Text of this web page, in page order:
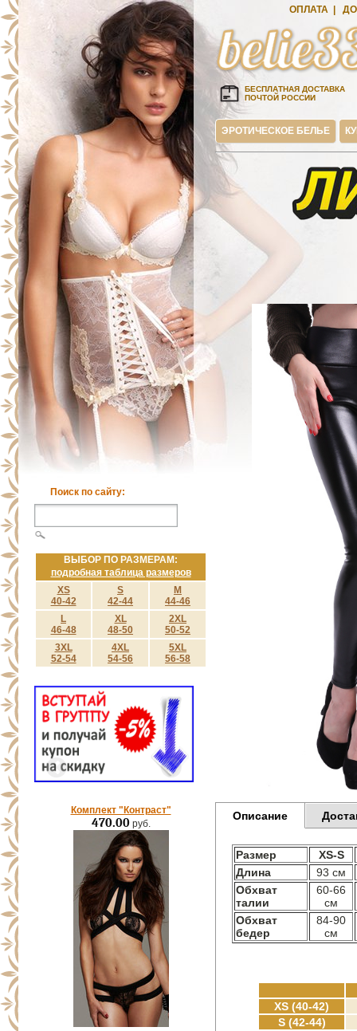
Поиск по сайту:
ВЫБОР ПО РАЗМЕРАМ:
подробная таблица размеров
XS
40-42
S
42-44
M
44-46
L
46-48
XL
48-50
2XL
50-52
3XL
52-54
4XL
54-56
5XL
56-58
Комплект "Контраст"
470.00руб.
ОПЛАТА
БЕСПЛАТНАЯ ДОСТАВКА
ПОЧТОЙ РОССИИ
ЭРОТИЧЕСКОЕ БЕЛЬЕ
Описание
Размер
XS-S
Длина
93 см
Обхват
талии
60-66
см
Обхват
бедер
84-90
см
XS (40-42)
S (42-44)